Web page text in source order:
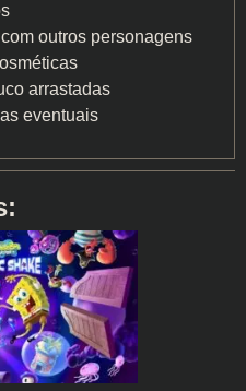
outros personagens
arrastadas
eventuais